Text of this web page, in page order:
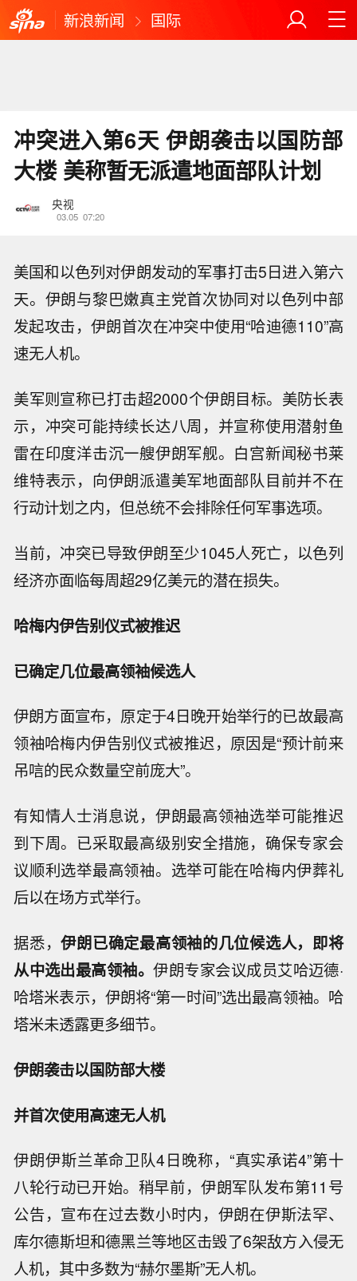
新浪新闻 国际
冲突进入第6天 伊朗袭击以国防部
大楼 美称暂无派遣地面部队计划
央视
03.05 07:20
美国和以色列对伊朗发动的军事打击5日进入第六
天。伊朗与黎巴嫩真主党首次协同对以色列中部
发起攻击，伊朗首次在冲突中使用“哈迪德110”高
速无人机。
美军则宣称已打击超2000个伊朗目标。美防长表
示，冲突可能持续长达八周，并宣称使用潜射鱼
雷在印度洋击沉一艘伊朗军舰。白宫新闻秘书莱
维特表示，向伊朗派遣美军地面部队目前并不在
行动计划之内，但总统不会排除任何军事选项。
当前，冲突已导致伊朗至少1045人死亡，以色列
经济亦面临每周超29亿美元的潜在损失。
哈梅内伊告别仪式被推迟
已确定几位最高领袖候选人
伊朗方面宣布，原定于4日晚开始举行的已故最高
领袖哈梅内伊告别仪式被推迟，原因是“预计前来
吊唁的民众数量空前庞大”。
有知情人士消息说，伊朗最高领袖选举可能推迟
到下周。已采取最高级别安全措施，确保专家会
议顺利选举最高领袖。选举可能在哈梅内伊葬礼
后以在场方式举行。
据悉，伊朗已确定最高领袖的几位候选人，即将
从中选出最高领袖。伊朗专家会议成员艾哈迈德·
哈塔米表示，伊朗将“第一时间”选出最高领袖。哈
塔米未透露更多细节。
伊朗袭击以国防部大楼
并首次使用高速无人机
伊朗伊斯兰革命卫队4日晚称，“真实承诺4”第十
八轮行动已开始。稍早前，伊朗军队发布第11号
公告，宣布在过去数小时内，伊朗在伊斯法罕、
库尔德斯坦和德黑兰等地区击毁了6架敌方入侵无
人机，其中多数为“赫尔墨斯”无人机。